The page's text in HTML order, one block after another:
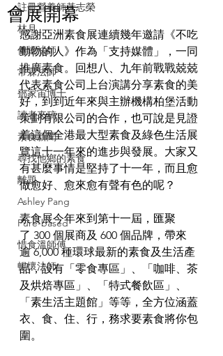
註冊營養師黃志榮
林月
傳燈法師
常霖法師
鄧家宙博士
讀者來稿
素食新聞
尋找他鄉的素食
離題
Ashley Pang
Pure-based
惜食溫師傅
暢懷法師
會展開幕
感謝亞洲素食展連續幾年邀請《不吃
動物的人》作為「支持媒體」，一同
推廣素食。回想八、九年前戰戰兢兢
代表素食公司上台演講分享素食的美
好，到到近年來與主辦機構柏堡活動
策劃有限公司的合作，也可說是見證
着這個全港最大型素食及綠色生活展
覽這十一年來的進步與發展。大家又
有甚麼事情是堅持了十一年，而且愈
做愈好、愈來愈有聲有色的呢？
素食展今年來到第十一屆，匯聚
了 300 個展商及 600 個品牌，帶來
逾 6,000 種環球最新的素食及生活產
品，設有「零食專區」、「咖啡、茶
及烘焙專區」、「特式餐飲區」、
「素生活主題館」等等，全方位涵蓋
衣、食、住、行，務求要素食將你包
圍。